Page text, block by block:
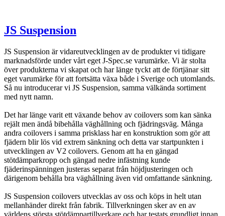
JS Suspension
JS Suspension är vidareutvecklingen av de produkter vi tidigare
marknadsförde under vårt eget J-Spec.se varumärke. Vi är stolta
över produkterna vi skapat och har länge tyckt att de förtjänar sitt
eget varumärke för att fortsätta växa både i Sverige och utomlands.
Så nu introducerar vi JS Suspension, samma välkända sortiment
med nytt namn.
Det har länge varit ett växande behov av coilovers som kan sänka
rejält men ändå bibehålla väghållning och fjädringsväg. Många
andra coilovers i samma prisklass har en konstruktion som gör att
fjädern blir lös vid extrem sänkning och detta var startpunkten i
utvecklingen av V2 coilovers. Genom att ha en gängad
stötdämparkropp och gängad nedre infästning kunde
fjäderinspänningen justeras separat från höjdjusteringen och
därigenom behålla bra väghållning även vid omfattande sänkning.
JS Suspension coilovers utvecklas av oss och köps in helt utan
mellanhänder direkt från fabrik. Tillverkningen sker av en av
världens största stötdämpartillverkare och har testats grundligt innan